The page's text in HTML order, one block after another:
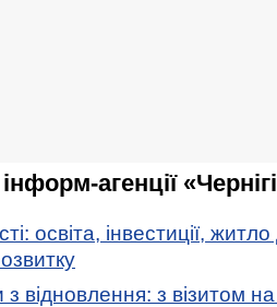
агенції
освіта, інвестиції,
відновлення: з візитом